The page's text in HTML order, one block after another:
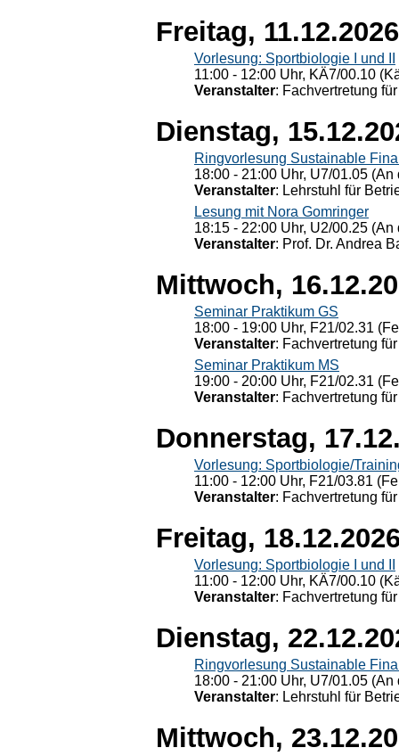
Freitag, 11.12.2026
Vorlesung: Sportbiologie I und II
11:00 - 12:00 Uhr, KÄ7/00.10
Veranstalter: Fachvertretung
Dienstag,
Ringvorlesung Sustainable
18:00 - 21:00 Uhr, U7/01.05
Veranstalter: Lehrstuhl für
Lesung mit Nora Gomringer
18:15 - 22:00 Uhr, U2/00.25
Veranstalter: Prof. Dr. Andrea
Mittwoch,
Seminar Praktikum GS
18:00 - 19:00 Uhr, F21/02.31
Veranstalter: Fachvertretung
Seminar Praktikum MS
19:00 - 20:00 Uhr, F21/02.31
Veranstalter: Fachvertretung
Donnerstag,
Vorlesung: Sportbiologie/
11:00 - 12:00 Uhr, F21/03.81
Veranstalter: Fachvertretung
Freitag,
Vorlesung: Sportbiologie I und II
11:00 - 12:00 Uhr, KÄ7/00.10
Veranstalter: Fachvertretung
Dienstag,
Ringvorlesung Sustainable
18:00 - 21:00 Uhr, U7/01.05
Veranstalter: Lehrstuhl für
Mittwoch,